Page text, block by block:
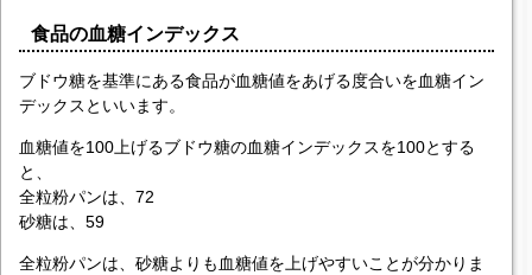
食品の血糖インデックス
ブドウ糖を基準にある食品が血糖値をあげる度合いを血糖イン
デックスといいます。
血糖値を100上げるブドウ糖の血糖インデックスを100とする
と、
全粒粉パンは、72
砂糖は、59
全粒粉パンは、砂糖よりも血糖値を上げやすいことが分かりま